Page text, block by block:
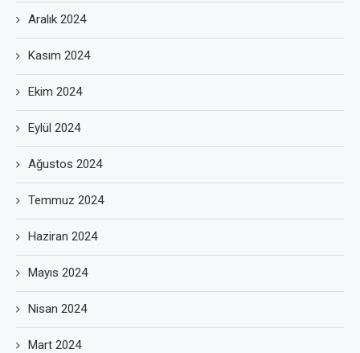
Aralık 2024
Kasım 2024
Ekim 2024
Eylül 2024
Ağustos 2024
Temmuz 2024
Haziran 2024
Mayıs 2024
Nisan 2024
Mart 2024